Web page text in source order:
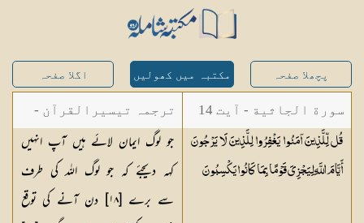
پچھلا صفحہ مکتبہ میں کھولیں اگلا صفحہ
سورة الجاثية - آیت 14
قُل لِّلَّذِينَ آمَنُوا يَغْفِرُوا لِلَّذِينَ لَا يَرْجُونَ
أَيَّامَ اللَّهِ لِيَجْزِيَ قَوْمًا بِمَا كَانُوايَكْسِبُونَ
ترجمہ تیسیرالقرآن -
مولانا عبد الرحمن
کیلانی
جو لوگ ایمان لائے ہیں آپ انہیں
کہہ دیجئے کہ جو لوگ اللہ کی طرف
سے برے [١٨] دن آنے کی توقع